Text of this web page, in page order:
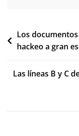
Navegación
de
Los
hackeo a gran
Las líneas B y C